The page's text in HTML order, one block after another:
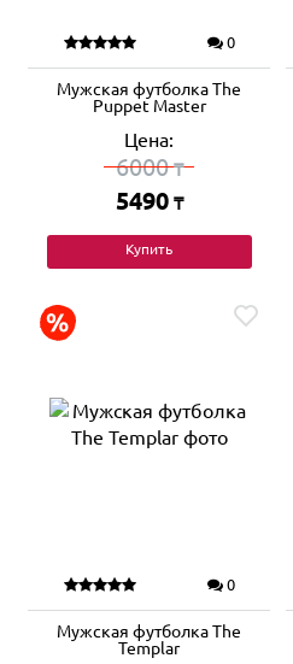
0
Мужская футболка The
Puppet Master
Цена:
6000₸
5490 ₸
Купить
0
Мужская футболка The
Templar